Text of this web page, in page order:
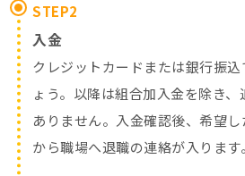
STEP2
入金
クレジットカードまたは銀行振
ょう。以降は組合加入金を除き
ありません。入金確認後、希望
から職場へ退職の連絡が入ります。